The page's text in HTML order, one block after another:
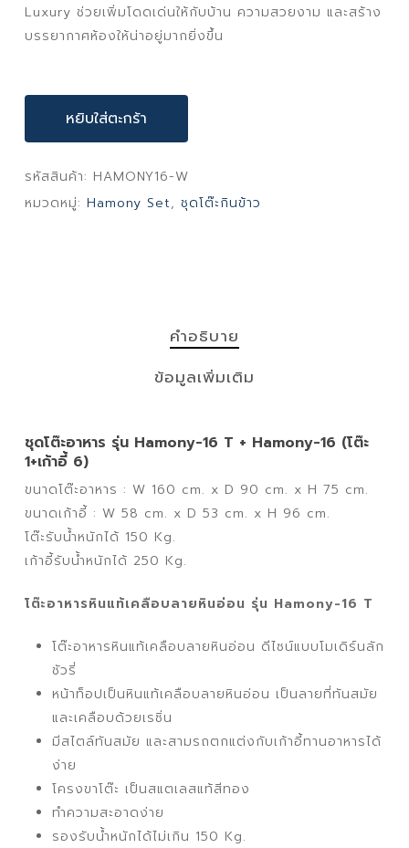
Luxury ช่วยเพิ่มโดดเด่นให้กับบ้าน ความสวยงาม และสร้าง
บรรยากาศห้องให้น่าอยู่มากยิ่งขึ้น
หยิบใส่ตะกร้า
รหัสสินค้า: HAMONY16-W
หมวดหมู่: Hamony Set, ชุดโต๊ะกินข้าว
คำอธิบาย
ข้อมูลเพิ่มเติม
ชุดโต๊ะอาหาร รุ่น Hamony-16 T + Hamony-16 (โต๊ะ
1+เก้าอี้ 6)
ขนาดโต๊ะอาหาร : W 160 cm. x D 90 cm. x H 75 cm.
ขนาดเก้าอี้ : W 58 cm. x D 53 cm. x H 96 cm.
โต๊ะรับน้ำหนักได้ 150 Kg.
เก้าอี้รับน้ำหนักได้ 250 Kg.
โต๊ะอาหารหินแท้เคลือบลายหินอ่อน รุ่น Hamony-16 T
โต๊ะอาหารหินแท้เคลือบลายหินอ่อน ดีไซน์แบบโมเดิร์นลัก
ชัวรี่
หน้าท็อปเป็นหินแท้เคลือบลายหินอ่อน เป็นลายที่ทันสมัย
และเคลือบด้วยเรซิ่น
มีสไตล์ทันสมัย และสามรถตกแต่งกับเก้าอี้ทานอาหารได้
ง่าย
โครงขาโต๊ะ เป็นสแตเลสแท้สีทอง
ทำความสะอาดง่าย
รองรับน้ำหนักได้ไม่เกิน 150 Kg.